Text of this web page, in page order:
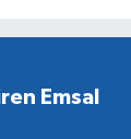
Emsal